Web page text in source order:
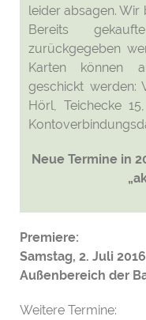
leider absagen.
Bereits
zurückgegeben
Karten können
geschickt werden:
Hörl, Teichecke
Neue Termine in
Premiere:
Samstag, 2. Juli
Außenbereich der
Weitere Termine: